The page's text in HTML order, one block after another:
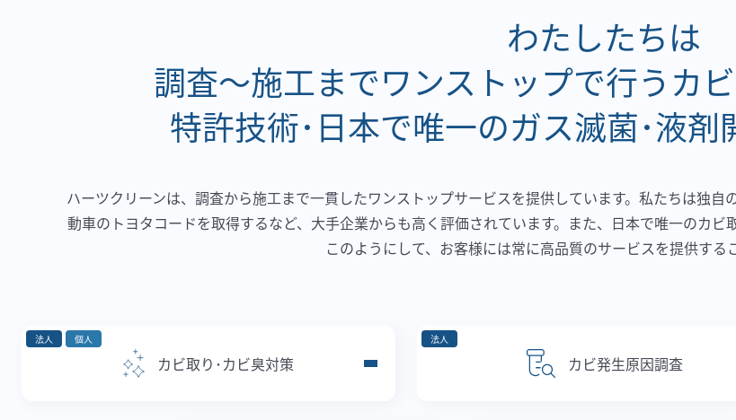
わたしたちは
調査～施工までワンストップで行うカ
特許技術･日本で唯一のガス滅菌･液剤
ハーツクリーンは、調査から施工まで一貫したワンストップサービスを提供しています。私たちは独
動車のトヨタコードを取得するなど、大手企業からも高く評価されています。また、日本で唯一のカビ
このようにして、お客様には常に高品質のサービスを提供する
法人 個人
カビ取り･カビ臭対策
法人
カビ発生原因調査